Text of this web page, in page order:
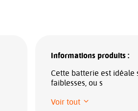
Informations produits :
Cette batterie est idéale
faiblesses, ou s
Voir tout